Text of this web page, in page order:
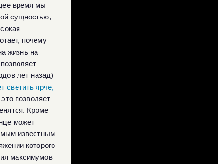
время мы
сущностью,
почему
жизнь на
лет назад)
светить ярче,
позволяет
Кроме
может
известным
которого
максимумов